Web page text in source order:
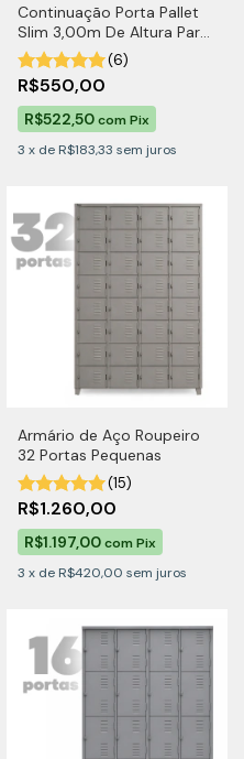
Continuação Porta Pallet
Slim 3,00m De Altura Para
250kg por Nível
(6)
R$550,00
R$522,50com Pix
3 x de R$183,33 sem juros
Armário de Aço Roupeiro
32 Portas Pequenas
(15)
R$1.260,00
R$1.197,00com Pix
3 x de R$420,00 sem juros